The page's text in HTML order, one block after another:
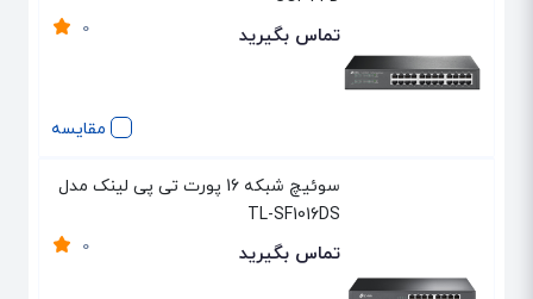
مقایسه
0 تماس بگیرید
سوئیچ شبکه 16 پورت تی پی لینک مدل
TL-SF1016DS
0 تماس بگیرید